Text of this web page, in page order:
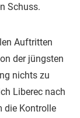
Schuss.
Auftritten
der jüngsten
nichts zu
Liberec nach
die Kontrolle